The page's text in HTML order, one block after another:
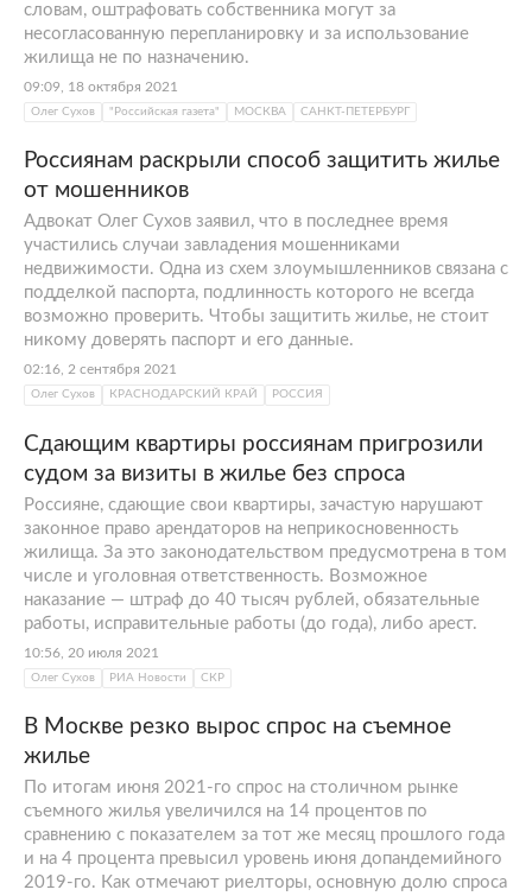
словам, оштрафовать собственника могут за
несогласованную перепланировку и за использование
жилища не по назначению.
09:09, 18 октября 2021
Олег Сухов "Российская газета" МОСКВА САНКТ-ПЕТЕРБУРГ
Россиянам раскрыли способ защитить жилье
от мошенников
Адвокат Олег Сухов заявил, что в последнее время
участились случаи завладения мошенниками
недвижимости. Одна из схем злоумышленников связана с
подделкой паспорта, подлинность которого не всегда
возможно проверить. Чтобы защитить жилье, не стоит
никому доверять паспорт и его данные.
02:16, 2 сентября 2021
Олег Сухов КРАСНОДАРСКИЙ КРАЙ РОССИЯ
Сдающим квартиры россиянам пригрозили
судом за визиты в жилье без спроса
Россияне, сдающие свои квартиры, зачастую нарушают
законное право арендаторов на неприкосновенность
жилища. За это законодательством предусмотрена в том
числе и уголовная ответственность. Возможное
наказание — штраф до 40 тысяч рублей, обязательные
работы, исправительные работы (до года), либо арест.
10:56, 20 июля 2021
Олег Сухов РИА Новости СКР
В Москве резко вырос спрос на съемное
жилье
По итогам июня 2021-го спрос на столичном рынке
съемного жилья увеличился на 14 процентов по
сравнению с показателем за тот же месяц прошлого года
и на 4 процента превысил уровень июня допандемийного
2019-го. Как отмечают риелторы, основную долю спроса